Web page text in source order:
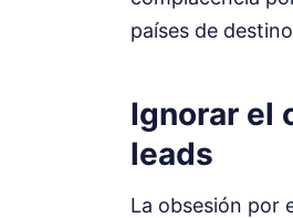
países de
Ignorar el
leads
La obsesión por